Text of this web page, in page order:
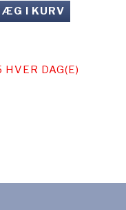
I KURV
DAG(E)